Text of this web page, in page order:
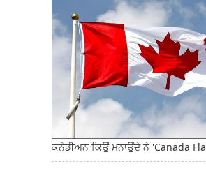
ਕਨੇਡੀਅਨ ਕਿਉਂ ਮਨਾਉਂਦੇ ਨੇ 'Canada